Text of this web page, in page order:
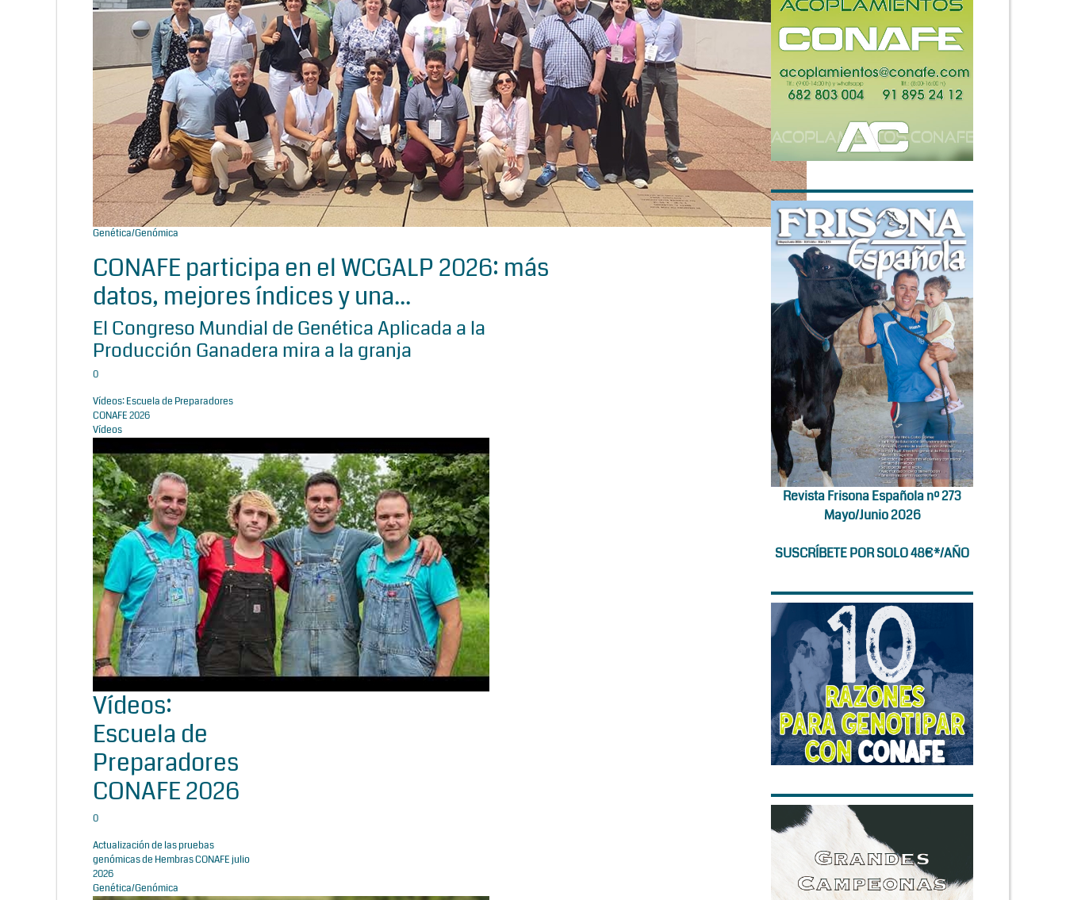
Genética/Genómica
CONAFE participa en el WCGALP 2026: más
datos, mejores índices y una...
El Congreso Mundial de Genética Aplicada a la
Producción Ganadera mira a la granja
0
Vídeos: Escuela de Preparadores
CONAFE 2026
Vídeos
Vídeos:
Escuela de
Preparadores
CONAFE 2026
0
Actualización de las pruebas
genómicas de Hembras CONAFE julio
2026
Genética/Genómica
Revista Frisona Española nº 273
Mayo/Junio 2026
SUSCRÍBETE POR SOLO 48€*/AÑO